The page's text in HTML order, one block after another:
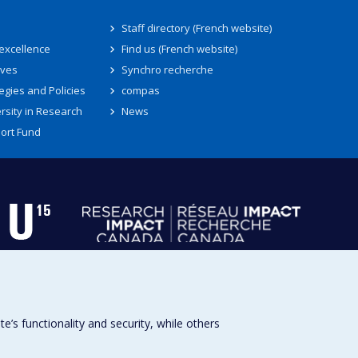
and Policies
in Research
Fund
Staff directory (French website)
Find us (French website)
Synchro recherche
compas
News
functionality and security, while others